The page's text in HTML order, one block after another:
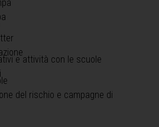
e attività con le scuole
del rischio e campagne di